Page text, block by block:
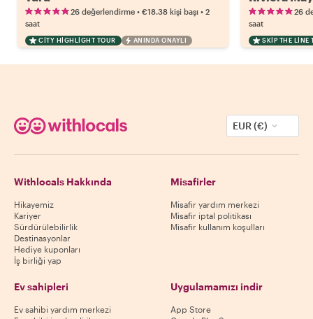
26 değerlendirme • €18.38 kişi başı • 2
saat
CITY HIGHLIGHT TOUR ANINDA ONAYLI
26
saat
SKIP THE LINE
EUR (€)
Withlocals Hakkında
Hikayemiz
Kariyer
Sürdürülebilirlik
Destinasyonlar
Hediye kuponları
İş birliği yap
Misafirler
Misafir yardım merkezi
Misafir iptal politikası
Misafir kullanım koşulları
Ev sahipleri
Ev sahibi yardım merkezi
Uygulamamızı indir
App Store